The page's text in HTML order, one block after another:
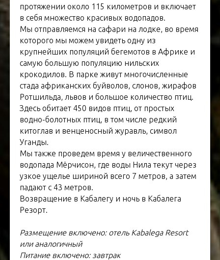
протяжении около 115 километров и включает
в себя множество красивых водопадов.
Мы отправляемся на сафари на лодке, во время
которого мы можем увидеть одну из
крупнейших популяций бегемотов в Африке и
самую большую популяцию нильских
крокодилов. В парке живут многочисленные
стада африканских буйволов, слонов, жирафов
Ротшильда, львов и большое количество птиц.
Здесь обитает 450 видов птиц, от простых
водно-болотных птиц, в том числе редкий
китоглав и венценосный журавль, символ
Уганды.
Мы также проведем время у величественного
водопада Мёрчисон, где воды Нила текут через
узкое ущелье шириной всего 7 метров, а затем
падают с 43 метров.
Возвращение в Кабалегу и ночь в Кабалега
Резорт.
Размещение включено: отель Kabalega Resort
или аналогичный
Питание включено: завтрак